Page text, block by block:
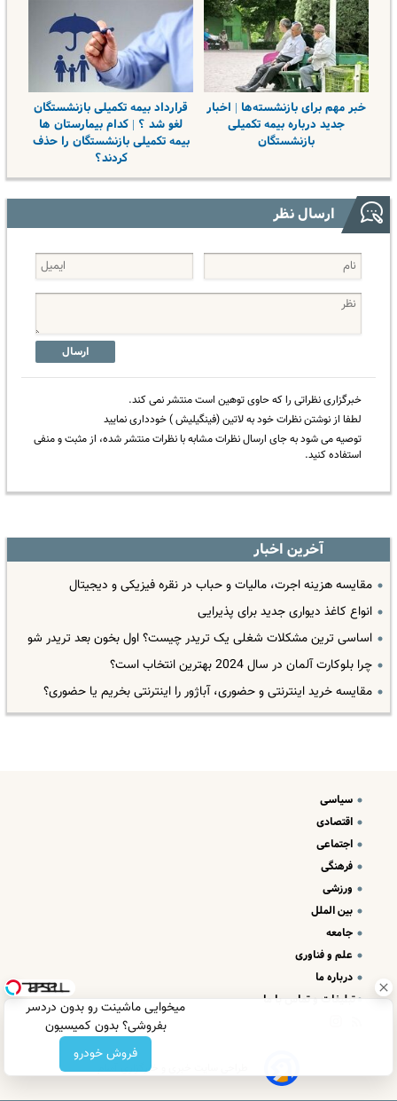
میخوایی ماشینت رو بدون دردسر
بفروشی؟ بدون کمیسیون
فروش خودرو
خبر مهم برای بازنشسته‌ها | اخبار
جدید درباره بیمه تکمیلی
بازنشستگان
قرارداد بیمه تکمیلی بازنشستگان
لغو شد ؟ | کدام بیمارستان ها
بیمه تکمیلی بازنشستگان را حذف
کردند؟
ارسال نظر
ارسال
خبرگزاری نظراتی را که حاوی توهین است منتشر نمی کند.
لطفا از نوشتن نظرات خود به لاتین (فینگیلیش ) خودداری نمایید
توصیه می شود به جای ارسال نظرات مشابه با نظرات منتشر شده، از مثبت و منفی
استفاده کنید.
آخرین اخبار
مقایسه هزینه اجرت، مالیات و حباب در نقره فیزیکی و دیجیتال
انواع کاغذ دیواری جدید برای پذیرایی
اساسی ترین مشکلات شغلی یک تریدر چیست؟ اول بخون بعد تریدر شو
چرا بلوکارت آلمان در سال 2024 بهترین انتخاب است؟
مقایسه خرید اینترنتی و حضوری، آباژور را اینترنتی بخریم یا حضوری؟
سیاسی
اقتصادی
اجتماعی
فرهنگی
ورزشی
بین الملل
جامعه
علم و فناوری
درباره ما
تبلیغات و تماس با ما
طراحی سایت خبری و خبرگزاری آسام